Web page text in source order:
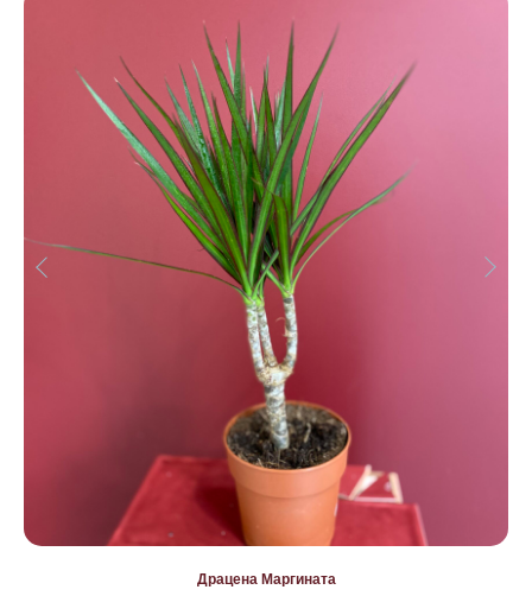
Драцена Маргината